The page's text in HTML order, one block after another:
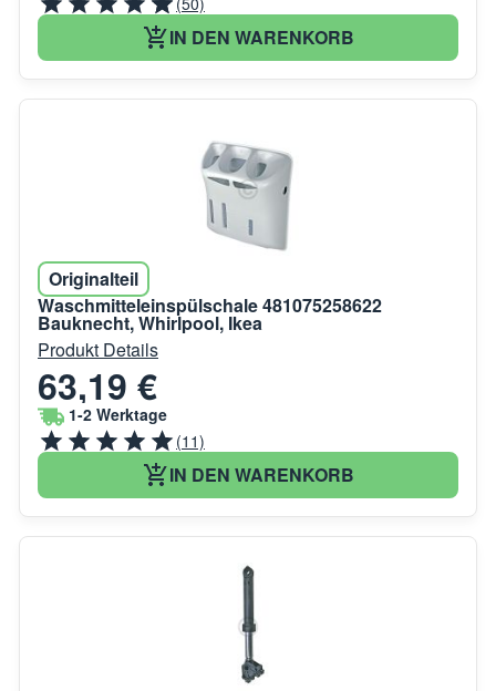
IN DEN WARENKORB
Originalteil
Waschmitteleinspülschale 481075258622
Bauknecht, Whirlpool, Ikea
Produkt Details
63,19 €
1-2 Werktage
(11)
IN DEN WARENKORB